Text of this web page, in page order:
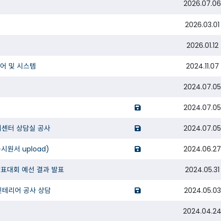
2026.07.06
opens a new window of 붙
opens a new window
2026.03.01
2026.01.12
및 시스템 opens a new window of
2024.11.07
2024.07.05
opens a new window of
2024.07.05
터 상담실 공사 opens a new window of
2024.07.05
원서 upload) opens a new window of
2024.06.27
대회 예선 결과 발표 2024.05.31
리어 공사 상담 opens a new window of
2024.05.03